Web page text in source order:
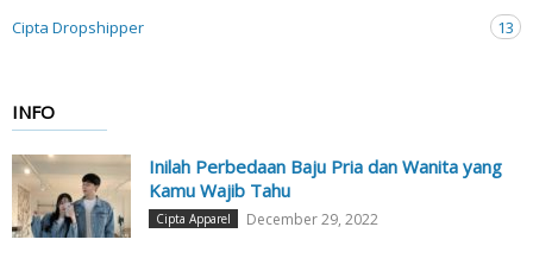
Cipta Dropshipper
13
INFO
Inilah Perbedaan Baju Pria dan Wanita yang
Kamu Wajib Tahu
Cipta Apparel December 29, 2022